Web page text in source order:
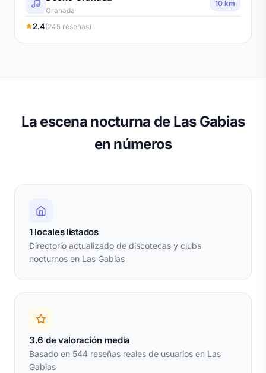
Granada
10 km
2.4(245 reseñas)
La escena nocturna de Las Gabias
en números
1 locales listados
Directorio actualizado de discotecas y clubs
nocturnos en Las Gabias
3.6 de valoración media
Basado en 544 reseñas reales de usuarios en Las
Gabias